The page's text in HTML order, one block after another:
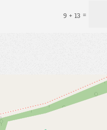
9 + 13 =